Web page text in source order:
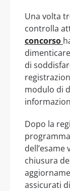
Una volta
controlla
concorso
di
modulo di
Dopo la
chiusura
assicurati